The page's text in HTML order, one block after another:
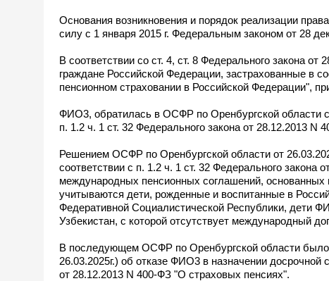
Основания возникновения и порядок реализации
силу с 1 января 2015 г. Федеральным законом от 28
В соответствии со ст. 4, ст. 8 Федерального закона
граждане Российской Федерации, застрахованные в
пенсионном страховании в Российской Федерации",
ФИО3, обратилась в ОСФР по Оренбургской области с
п. 1.2 ч. 1 ст. 32 Федерального закона от 28.12.2013 N
Решением ОСФР по Оренбургской области от
соответствии с п. 1.2 ч. 1 ст. 32 Федерального
международных пенсионных соглашений, основанных
учитываются дети, рожденные и воспитанные в
Федеративной Социалистической Республики,
Узбекистан, с которой отсутствует международный
В последующем ОСФР по Оренбургской области было
26.03.2025г.) об отказе ФИО3 в назначении досрочной
от 28.12.2013 N 400-ФЗ "О страховых пенсиях".